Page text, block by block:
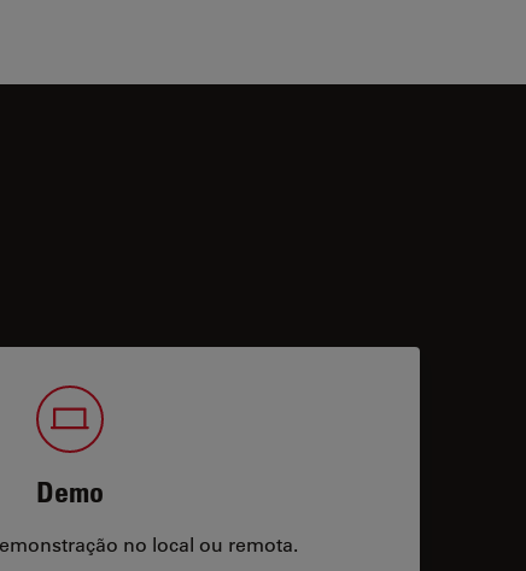
Demo
no local ou remota.